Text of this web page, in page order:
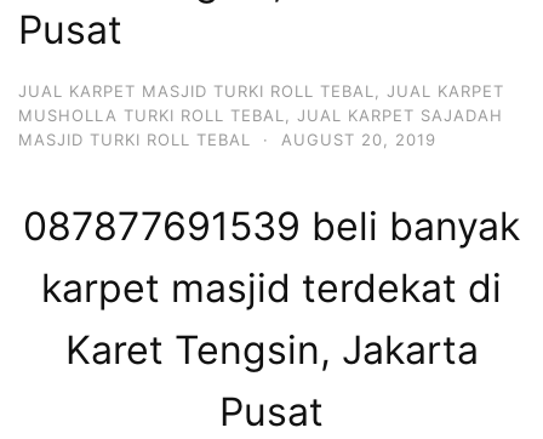
Pusat
JUAL KARPET MASJID TURKI ROLL TEBAL
JUAL KARPET
MUSHOLLA TURKI ROLL TEBAL
JUAL KARPET SAJADAH
MASJID TURKI ROLL TEBAL
· AUGUST 20, 2019
087877691539 beli banyak
karpet masjid terdekat di
Karet Tengsin, Jakarta
Pusat